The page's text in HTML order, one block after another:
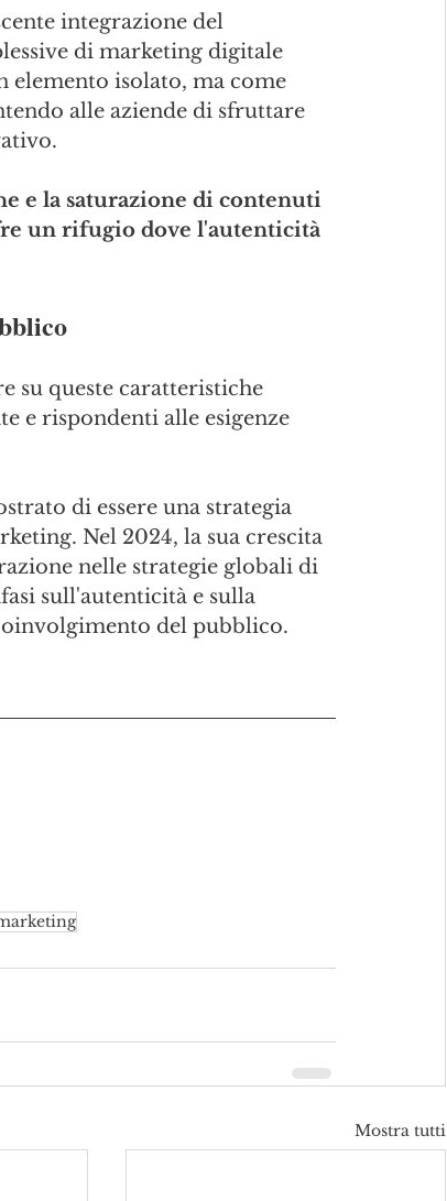
integrazione del
di marketing digitale
elemento isolato, ma come
alle aziende di sfruttare
e la saturazione di contenuti
un rifugio dove l'autenticità
su queste caratteristiche
e rispondenti alle esigenze
di essere una strategia
Nel 2024, la sua crescita
nelle strategie globali di
sull'autenticità e sulla
del pubblico.
Mostra tutti